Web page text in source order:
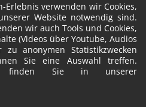
Erlebnis verwenden wir Cookies,
Website notwendig sind.
wir auch Tools und Cookies,
(Videos über Youtube, Audios
anonymen Statistikzwecken
Sie eine Auswahl treffen.
finden Sie in unserer